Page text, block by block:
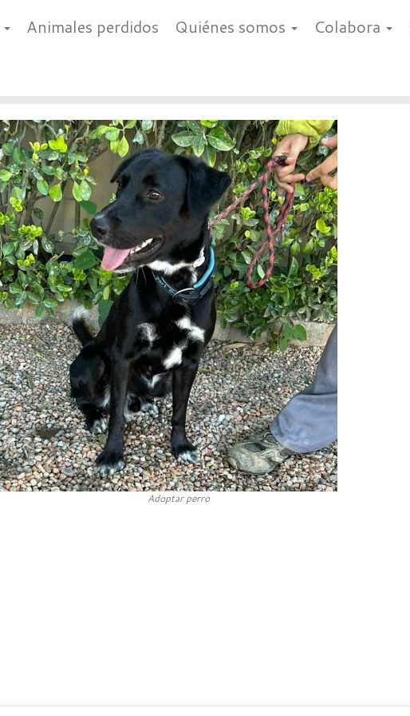
Animales perdidos Quiénes somos Colabora
Adoptar perro